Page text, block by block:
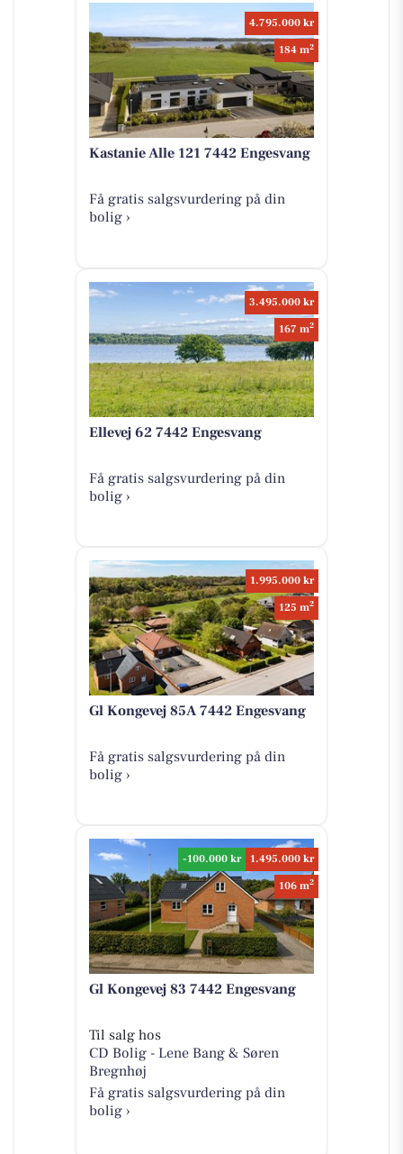
4.795.000 kr
184 m2
Kastanie Alle 121 7442 Engesvang
Få gratis salgsvurdering på din
bolig ›
3.495.000 kr
167 m2
Ellevej 62 7442 Engesvang
Få gratis salgsvurdering på din
bolig ›
1.995.000 kr
125 m2
Gl Kongevej 85A 7442 Engesvang
Få gratis salgsvurdering på din
bolig ›
-100.000 kr
1.495.000 kr
106 m2
Gl Kongevej 83 7442 Engesvang
Til salg hos
CD Bolig - Lene Bang & Søren
Bregnhøj
Få gratis salgsvurdering på din
bolig ›